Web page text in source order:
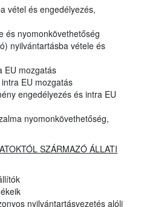
vétel és engedélyezés,
és nyomonkövethetőség
nyilvántartásba vétele és
EU mozgatás
EU mozgatás
engedélyezés és intra EU
nyomonkövethetőség,
SZÁRMAZÓ ÁLLATI
nyilvántartásvezetés alóli